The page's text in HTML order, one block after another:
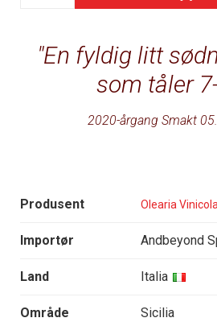
En fyldig litt
som tåler
2020-årgang Smakt
Produsent Olearia
Importør Andbeyond
Land Italia
Område Sicilia